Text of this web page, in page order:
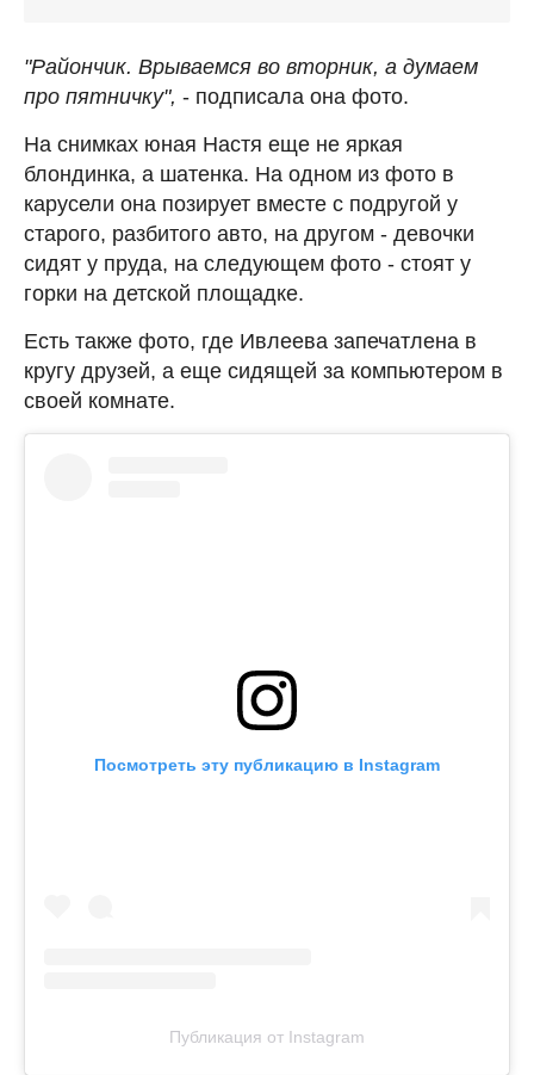
"Райончик. Врываемся во вторник, а думаем
про пятничку", - подписала она фото.
На снимках юная Настя еще не яркая
блондинка, а шатенка. На одном из фото в
карусели она позирует вместе с подругой у
старого, разбитого авто, на другом - девочки
сидят у пруда, на следующем фото - стоят у
горки на детской площадке.
Есть также фото, где Ивлеева запечатлена в
кругу друзей, а еще сидящей за компьютером в
своей комнате.
Посмотреть эту публикацию в Instagram
Публикация от Instagram